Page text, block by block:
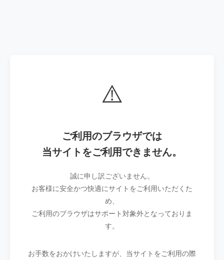
⚠️
ご利用のブラウザでは
当サイトをご利用できません。
誠に申し訳ございません。
お客様に安全かつ快適にサイトをご利用いただくた
め、
ご利用のブラウザはサポート対象外となっておりま
す。
お手数をおかけいたしますが、当サイトをご利用の際